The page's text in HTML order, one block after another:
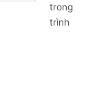
trong
trình